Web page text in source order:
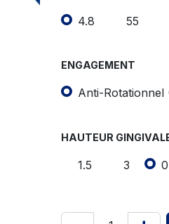
4.8 55
ENGAGEMENT
Anti-Rotationnel
HAUTEUR
1.5 3